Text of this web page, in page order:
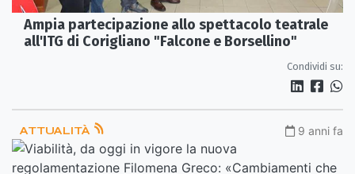
Ampia partecipazione allo spettacolo teatrale
all'ITG di Corigliano "Falcone e Borsellino"
Condividi su:
ATTUALITÀ 9 anni fa